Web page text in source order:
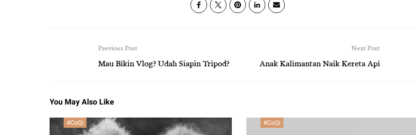
Previous Post
Mau Bikin Vlog? Udah Siapin Tripod?
Next Post
Anak Kalimantan Naik Kereta Api
You May Also Like
#CoQi #CoQi